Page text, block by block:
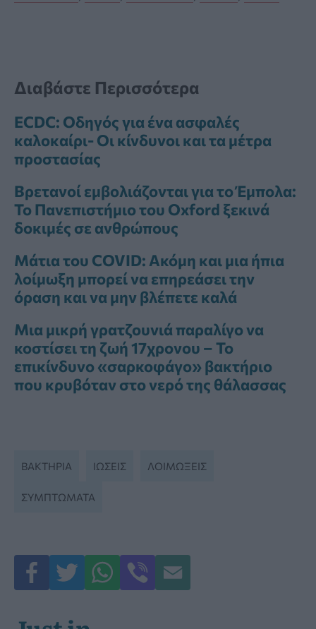
Διαβάστε Περισσότερα
ECDC: Οδηγός για ένα ασφαλές
καλοκαίρι- Οι κίνδυνοι και τα μέτρα
προστασίας
Βρετανοί εμβολιάζονται για το Έμπολα:
Το Πανεπιστήμιο του Oxford ξεκινά
δοκιμές σε ανθρώπους
Μάτια του COVID: Ακόμη και μια ήπια
λοίμωξη μπορεί να επηρεάσει την
όραση και να μην βλέπετε καλά
Μια μικρή γρατζουνιά παραλίγο να
κοστίσει τη ζωή 17χρονου – Το
επικίνδυνο «σαρκοφάγο» βακτήριο
που κρυβόταν στο νερό της θάλασσας
ΒΑΚΤΉΡΙΑ ΙΏΣΕΙΣ ΛΟΙΜΏΞΕΙΣ
ΣΥΜΠΤΏΜΑΤΑ